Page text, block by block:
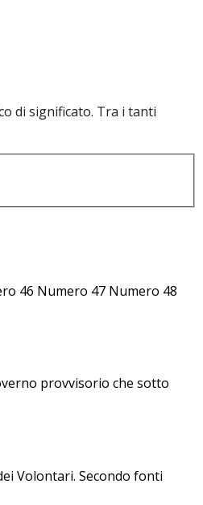
di significato. Tra i tanti
46 Numero 47 Numero 48
provvisorio che sotto
Volontari. Secondo fonti